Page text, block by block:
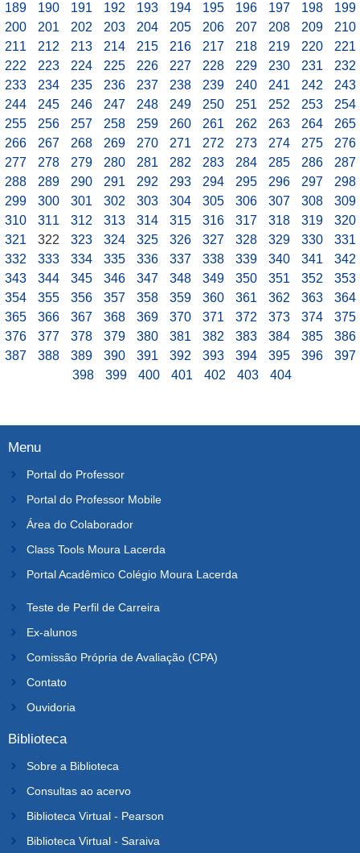
189
190 191 192 193 194 195 196 197 198
199
200
201 202 203 204 205 206 207 208 209
210
211
212 213 214 215 216 217 218 219 220
221
222
223 224 225 226 227 228 229 230 231
232
233
234 235 236 237 238 239 240 241 242
243
244
245 246 247 248 249 250 251 252 253
254
255
256 257 258 259 260 261 262 263 264
265
266
267 268 269 270 271 272 273 274 275
276
277
278 279 280 281 282 283 284 285 286
287
288
289 290 291 292 293 294 295 296 297
298
299
300 301 302 303 304 305 306 307 308
309
310
311 312 313 314 315 316 317 318 319
320
321
322 323 324 325 326 327 328 329 330
331
332
333 334 335 336 337 338 339 340 341
342
343
344 345 346 347 348 349 350 351 352
353
354
355 356 357 358 359 360 361 362 363
364
365
366 367 368 369 370 371 372 373 374
375
376
377 378 379 380 381 382 383 384 385
386
387
388 389 390 391 392 393 394 395 396
397
398
399 400 401 402 403 404
Menu
Portal do Professor
Portal do Professor Mobile
Área do Colaborador
Class Tools Moura Lacerda
Portal Acadêmico Colégio Moura Lacerda
Teste de Perfil de Carreira
Ex-alunos
Comissão Própria de Avaliação (CPA)
Contato
Ouvidoria
Biblioteca
Sobre a Biblioteca
Consultas ao acervo
Biblioteca Virtual - Pearson
Biblioteca Virtual - Saraiva